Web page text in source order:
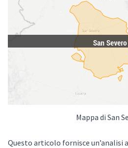
Mappa di San
Questo articolo fornisce un’analisi